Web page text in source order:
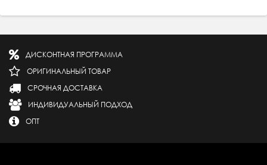
ДИСКОНТНАЯ ПРОГРАММА
ОРИГИНАЛЬНЫЙ ТОВАР
СРОЧНАЯ ДОСТАВКА
ИНДИВИДУАЛЬНЫЙ ПОДХОД
ОПТ